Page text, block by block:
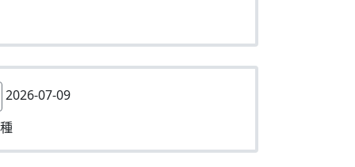
2026-07-09